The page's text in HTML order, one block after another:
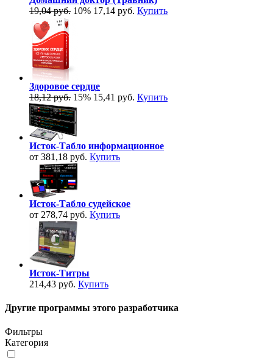
19,04 руб. 10% 17,14 руб. Купить
Здоровое сердце
18,12 руб. 15% 15,41 руб. Купить
Исток-Табло информационное
от 381,18 руб. Купить
Исток-Табло судейское
от 278,74 руб. Купить
Исток-Титры
214,43 руб. Купить
Другие программы этого разработчика
Фильтры
Категория